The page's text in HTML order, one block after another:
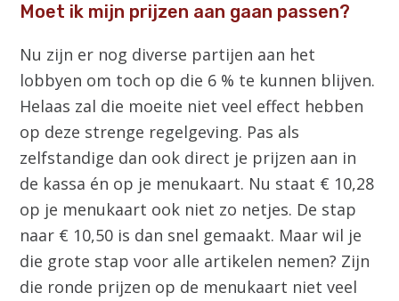
Moet ik mijn prijzen aan gaan passen?
Nu zijn er nog diverse partijen aan het
lobbyen om toch op die 6 % te kunnen blijven.
Helaas zal die moeite niet veel effect hebben
op deze strenge regelgeving. Pas als
zelfstandige dan ook direct je prijzen aan in
de kassa én op je menukaart. Nu staat € 10,28
op je menukaart ook niet zo netjes. De stap
naar € 10,50 is dan snel gemaakt. Maar wil je
die grote stap voor alle artikelen nemen? Zijn
die ronde prijzen op de menukaart niet veel